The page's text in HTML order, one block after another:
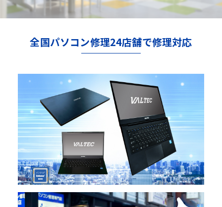
全国パソコン修理24店舗で修理対応